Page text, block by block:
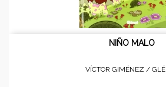
NIÑO MALO
VÍCTOR GIMÉNEZ /